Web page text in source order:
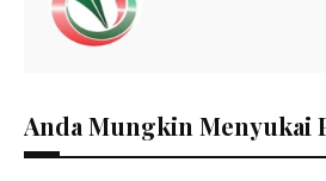
Anda Mungkin Menyukai